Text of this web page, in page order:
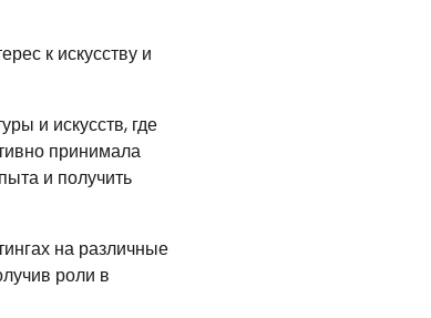
к искусству и
и искусств, где
принимала
и получить
на различные
роли в